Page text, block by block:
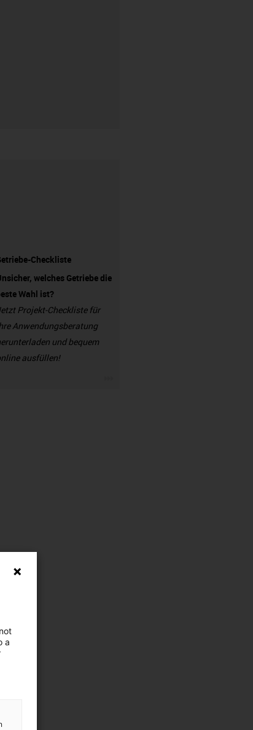
Checkliste
welches Getriebe die
Wahl ist?
Projekt-Checkliste für
Anwendungsberatung
und bequem
ausfüllen!
a